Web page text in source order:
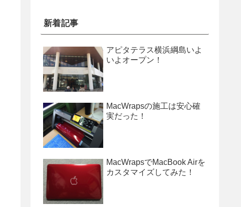
新着記事
アピタテラス横浜綱島いよ
いよオープン！
MacWrapsの施工は安心確
実だった！
MacWrapsでMacBook Airを
カスタマイズしてみた！